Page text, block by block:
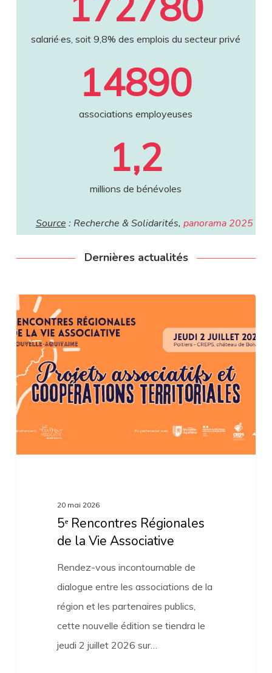
salarié·es, soit 9,8% des emplois du secteur privé
14890
associations employeuses
1,2
millions de bénévoles
Source : Recherche & Solidarités, panorama 2025
Dernières actualités
5ᵉ
Rencontres
Régionales
la
Vie
Associative
20 mai 2026
5ᵉ Rencontres Régionales
de la Vie Associative
Rendez-vous incontournable de
dialogue entre les associations de la
région et les partenaires publics,
cette nouvelle édition se tiendra le
jeudi 2 juillet 2026 sur…